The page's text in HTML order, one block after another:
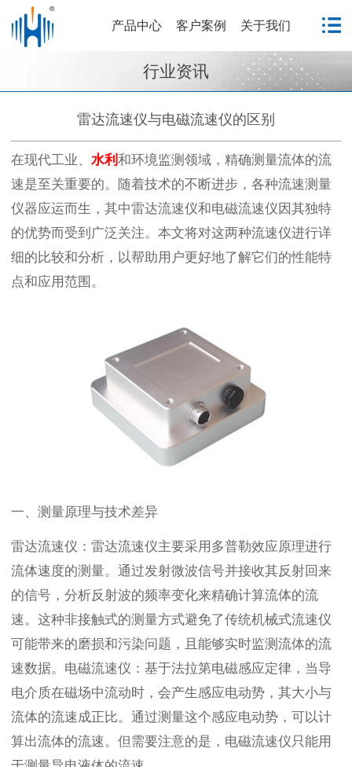
产品中心 客户案例 关于我们
行业资讯
雷达流速仪与电磁流速仪的区别
在现代工业、 水利 和环境监测领域，精确测量流体的流
速是至关重要的。随着技术的不断进步，各种流速测量
仪器应运而生，其中雷达流速仪和电磁流速仪因其独特
的优势而受到广泛关注。本文将对这两种流速仪进行详
细的比较和分析，以帮助用户更好地了解它们的性能特
点和应用范围。
一、测量原理与技术差异
雷达流速仪：雷达流速仪主要采用多普勒效应原理进行
流体速度的测量。通过发射微波信号并接收其反射回来
的信号，分析反射波的频率变化来精确计算流体的流
速。这种非接触式的测量方式避免了传统机械式流速仪
可能带来的磨损和污染问题，且能够实时监测流体的流
速数据。电磁流速仪：基于法拉第电磁感应定律，当导
电介质在磁场中流动时，会产生感应电动势，其大小与
流体的流速成正比。通过测量这个感应电动势，可以计
算出流体的流速。但需要注意的是，电磁流速仪只能用